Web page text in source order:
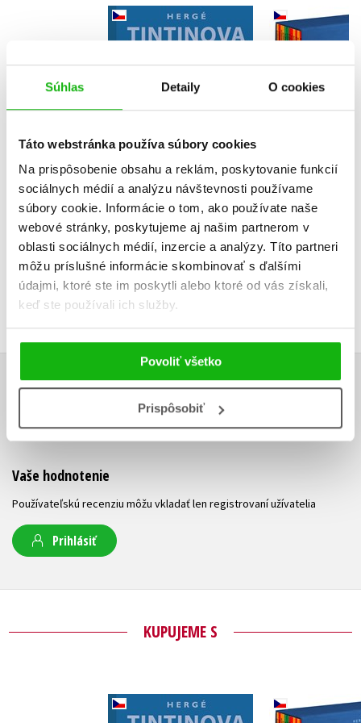
Súhlas Detaily O cookies
Táto webstránka používa súbory cookies
Na prispôsobenie obsahu a reklám, poskytovanie funkcií
sociálnych médií a analýzu návštevnosti používame
súbory cookie. Informácie o tom, ako používate naše
webové stránky, poskytujeme aj našim partnerom v
oblasti sociálnych médií, inzercie a analýzy. Títo partneri
môžu príslušné informácie skombinovať s ďalšími
údajmi, ktoré ste im poskytli alebo ktoré od vás získali,
keď ste používali ich služby.
Povoliť všetko
Prispôsobiť
Tintinova
dobrodružství 1 -
Do košíka
30,52 €
UŽIVATEĽSKÁ RECENZIA
Žiadne užívateľské hodnotenia nie sú dostupné.
Vaše hodnotenie
Používateľskú recenziu môžu vkladať len registrovaní užívatelia
Prihlásiť
KUPUJEME S
Tintinova